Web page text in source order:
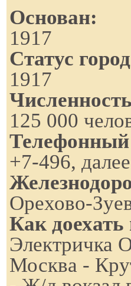
Основан:
1917
Статус
1917
125 000
Телефонный
+7-496,
Орехово-
Как
Электричка
Москва -